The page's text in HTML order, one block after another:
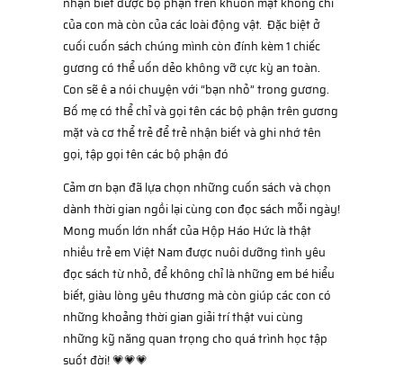
của con mà còn của các loài động vật. Đặc biệt ở
cuối cuốn sách chúng mình còn đính kèm 1 chiếc
gương có thể uốn dẻo không vỡ cực kỳ an toàn.
Con sẽ ê a nói chuyện với “bạn nhỏ” trong gương.
Bố mẹ có thể chỉ và gọi tên các bộ phận trên gương
mặt và cơ thể trẻ để trẻ nhận biết và ghi nhớ tên
gọi, tập gọi tên các bộ phận đó
Cảm ơn bạn đã lựa chọn những cuốn sách và chọn
dành thời gian ngồi lại cùng con đọc sách mỗi ngày!
Mong muốn lớn nhất của Hộp Háo Hức là thật
nhiều trẻ em Việt Nam được nuôi dưỡng tình yêu
đọc sách từ nhỏ, để không chỉ là những em bé hiểu
biết, giàu lòng yêu thương mà còn giúp các con có
những khoảng thời gian giải trí thật vui cùng
những kỹ năng quan trọng cho quá trình học tập
suốt đời!💗💗💗